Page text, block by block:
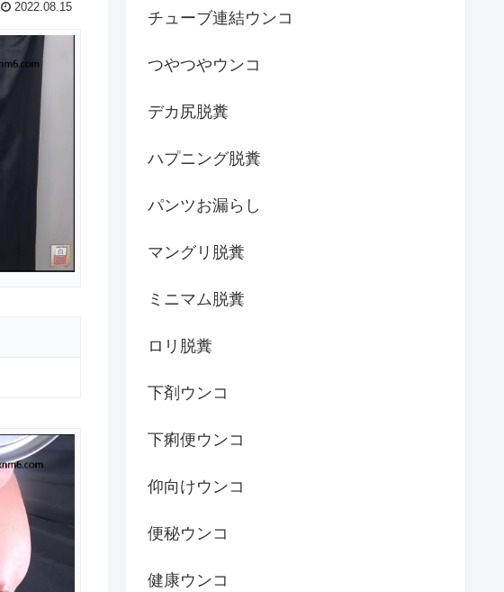
2022.08.15
チューブ連結ウンコ
つやつやウンコ
デカ尻脱糞
ハプニング脱糞
パンツお漏らし
マングリ脱糞
ミニマム脱糞
ロリ脱糞
下剤ウンコ
下痢便ウンコ
仰向けウンコ
便秘ウンコ
健康ウンコ